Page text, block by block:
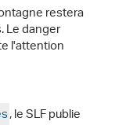
restera
Le danger
l'attention
, le SLF publie